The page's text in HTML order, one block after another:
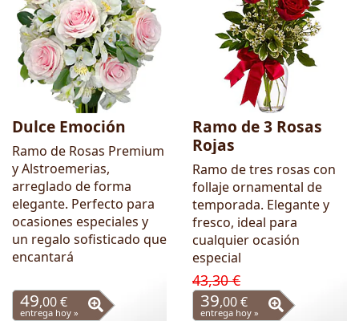
Dulce Emoción
Ramo de Rosas Premium
y Alstroemerias,
arreglado de forma
elegante. Perfecto para
ocasiones especiales y
un regalo sofisticado que
encantará
49,00 €
entrega hoy »
Ramo de 3 Rosas
Rojas
Ramo de tres rosas con
follaje ornamental de
temporada. Elegante y
fresco, ideal para
cualquier ocasión
especial
43,30 €
39,00 €
entrega hoy »